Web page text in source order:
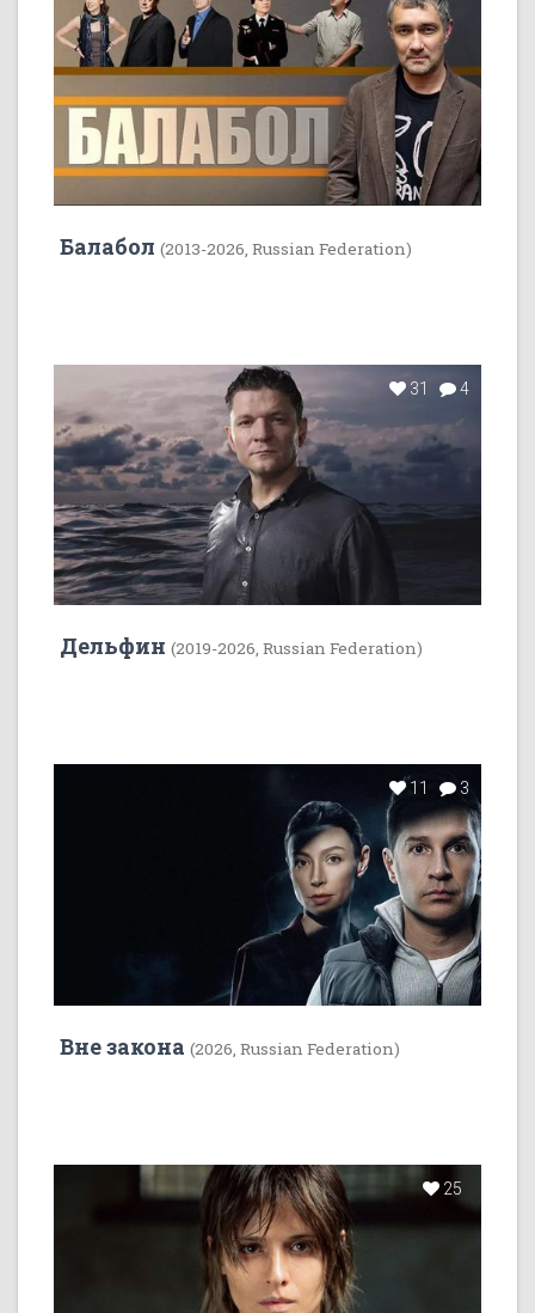
Балабол (2013-2026, Russian Federation)
31 4
Дельфин (2019-2026, Russian Federation)
11 3
Вне закона (2026, Russian Federation)
25